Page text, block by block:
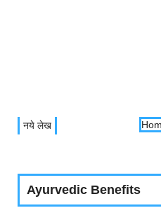
नये लेख
Ayurvedic Benefits